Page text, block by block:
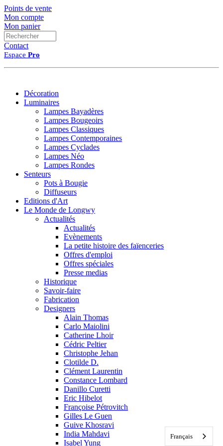
Points de vente
Mon compte
Mon panier
Contact
Espace Pro
Décoration
Luminaires
Lampes Bayadères
Lampes Bougeoirs
Lampes Classiques
Lampes Contemporaines
Lampes Cyclades
Lampes Néo
Lampes Rondes
Senteurs
Pots à Bougie
Diffuseurs
Editions d'Art
Le Monde de Longwy
Actualités
Actualités
Evènements
La petite histoire des faïenceries
Offres d'emploi
Offres spéciales
Presse medias
Historique
Savoir-faire
Fabrication
Designers
Alain Thomas
Carlo Maiolini
Catherine Lhoir
Cédric Peltier
Christophe Jehan
Clotilde D.
Clément Laurentin
Constance Lombard
Danillo Curetti
Eric Hibelot
Françoise Pétrovitch
Gilles Le Guen
Guive Khosravi
India Mahdavi
Isabel Yung
Français